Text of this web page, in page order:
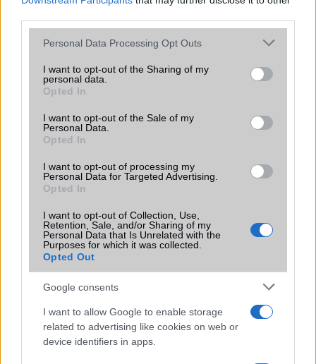
Please note that this website/app uses one or more Google
not limited to your visit or usage behaviour. You may click to
grant or deny consent to Google and its third-party tags to
use your data for below specified purposes in below Google
consent section.
Personal Data Processing Opt Outs
I want to opt-out of the Sharing of my
personal data.
Opted In
I want to opt-out of the Sale of my
Personal Data.
Opted In
I want to opt-out of processing my
Personal Data for Targeted Advertising.
Opted In
I want to opt-out of Collection, Use,
Retention, Sale, and/or Sharing of my
Personal Data that Is Unrelated with the
Purposes for which it was collected.
Opted Out
Google consents
I want to allow Google to enable storage
related to advertising like cookies on web or
device identifiers in apps.
Számos népszerű Samsung Galaxy
készülék kimarad a One UI 9
frissítésből – itt a lista az érintett
2026.06.30| Phone Arena
A One UI 9 érkezése új mesterséges intelligencia-
azonban több korábbi csúcskategóriás és középkategóriás
Galaxy készülék számára ez lesz az út vége.
iPhone 18 bemutató dátum - ekkor
rántja le a leplet az Apple az új
csúcsmobilokról
2026.06.29| Phone Arena
A szeptemberi eseményen az iPhone 18 Pro modellek
mellett a régóta pletykált hajlítható iPhone Ultra is
bemutatkozhat, miközben az áremelésekről szóló
találgatások továbbra is beárnyékolják a rajtot.
funkció, amely észrevétlenül könnyíti
meg a mindennapokat
2026.06.14| Android Police